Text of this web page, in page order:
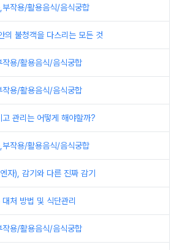
부작용/활용음식/음식궁합
의 불청객을 다스리는 모든 것
작용/활용음식/음식궁합
작용/활용음식/음식궁합
고 관리는 어떻게 해야할까?
부작용/활용음식/음식궁합
자), 감기와 다른 진짜 감기
처 방법 및 식단관리
작용/활용음식/음식궁합